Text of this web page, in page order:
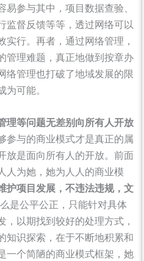
参与其中，项目数据查验、
监督反馈等等，透过网络可以
实行。再者，通过网络管理，
管理难题，真正地做到按章办
络管理也打破了地域发展的限
可能。
理等问题无差别向所有人开放
参与的商业模式才是真正的属
放是面向所有人的开放。前面
人为她，她为人人的商业模
护项目发展，不违法违规，文
是公平公正，只能针对具体
以期找到较好的处理方式，
知识探索，在于不断地积累和
一个简陋的商业模式框架，她